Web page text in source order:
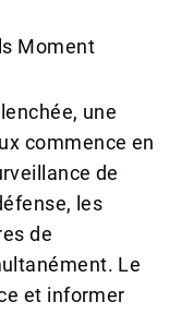
Moment
une
commence en
de
les
de
Le
et informer